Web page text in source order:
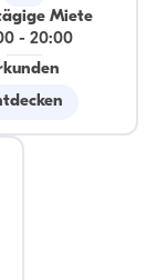
Miete
-20:00